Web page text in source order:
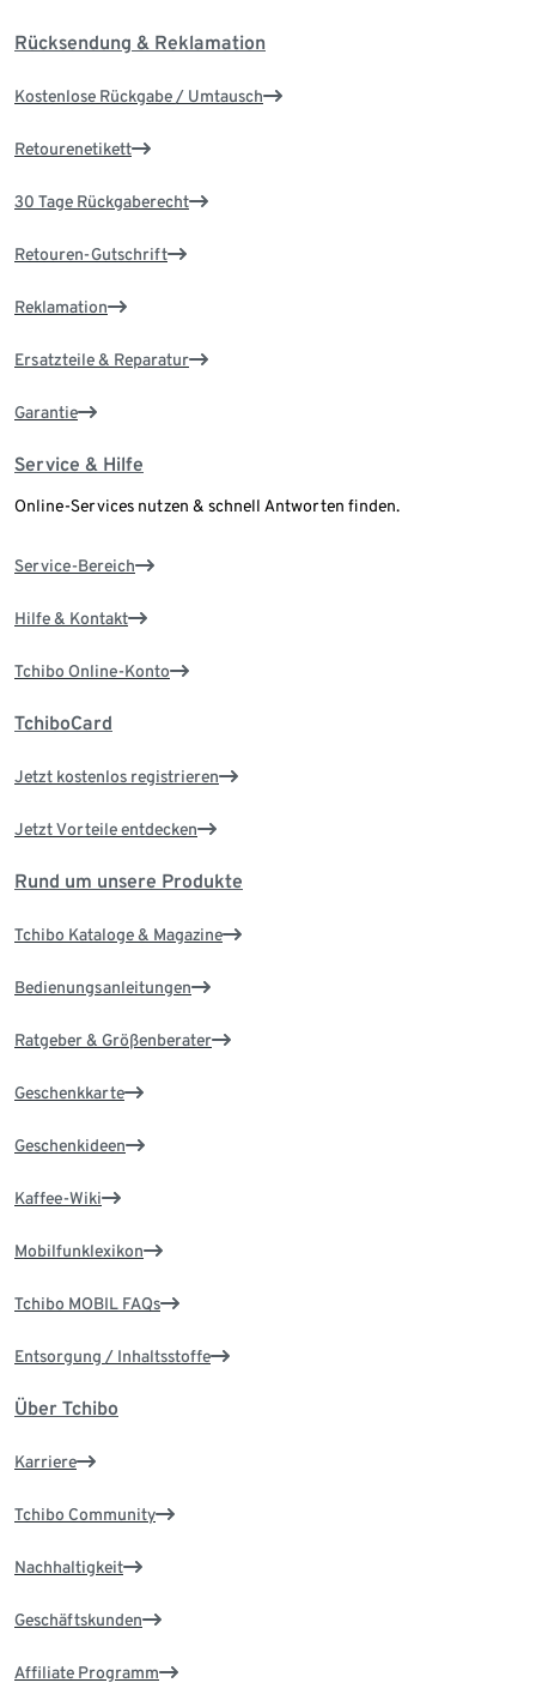
Rücksendung & Reklamation
Kostenlose Rückgabe / Umtausch
Retourenetikett
30 Tage Rückgaberecht
Retouren-Gutschrift
Reklamation
Ersatzteile & Reparatur
Garantie
Service & Hilfe
Online-Services nutzen & schnell Antworten finden.
Service-Bereich
Hilfe & Kontakt
Tchibo Online-Konto
TchiboCard
Jetzt kostenlos registrieren
Jetzt Vorteile entdecken
Rund um unsere Produkte
Tchibo Kataloge & Magazine
Bedienungsanleitungen
Ratgeber & Größenberater
Geschenkkarte
Geschenkideen
Kaffee-Wiki
Mobilfunklexikon
Tchibo MOBIL FAQs
Entsorgung / Inhaltsstoffe
Über Tchibo
Karriere
Tchibo Community
Nachhaltigkeit
Geschäftskunden
Affiliate Programm